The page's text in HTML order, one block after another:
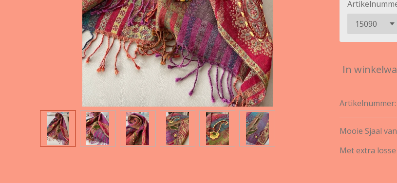
In
Artikelnummer:
Mooie Sjaal
Met extra